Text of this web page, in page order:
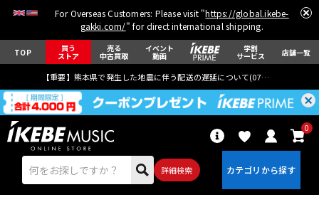
For Overseas Customers: Please visit "https://global.ikebe-
gakki.com/" for direct international shipping.
TOP 買う
ストア
売る
中古買取
イベント
動画
学割
サービス 店舗一覧
【重要】熊本県で発生した地震に伴う配送の遅延について(07月29日
詳細検索
0